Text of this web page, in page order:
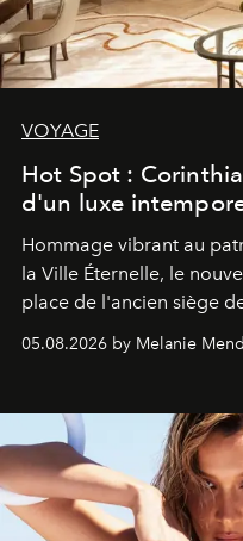
VOYAGE
Hot Spot :
d'un luxe
Hommage vibrant au
la Ville Éternelle, le
place de l'ancien siège
de vivre Romain dans
05.08.2026 by Melanie